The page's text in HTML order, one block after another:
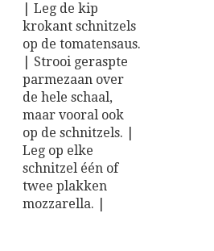
| Leg de kip
krokant schnitzels
op de tomatensaus.
| Strooi geraspte
parmezaan over
de hele schaal,
maar vooral ook
op de schnitzels. |
Leg op elke
schnitzel één of
twee plakken
mozzarella. |